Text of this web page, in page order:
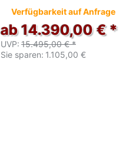
Verfügbarkeit auf Anfrage
ab 14.390,00 € *
UVP: 15.495,00 € *
Sie sparen: 1.105,00 €